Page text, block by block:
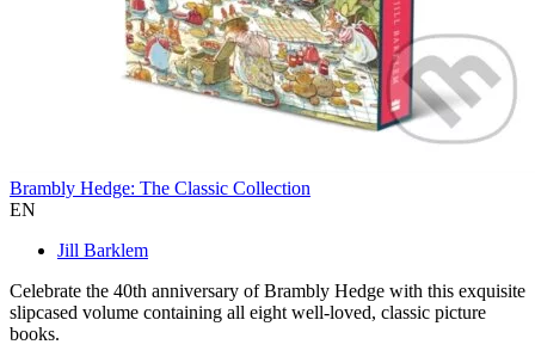
Brambly Hedge: The Classic Collection
EN
Jill Barklem
Celebrate the 40th anniversary of Brambly Hedge with this exquisite
slipcased volume containing all eight well-loved, classic picture
books.